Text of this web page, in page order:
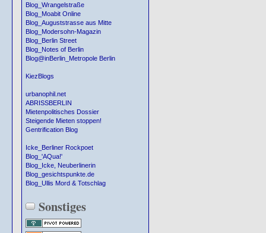
Blog_Wrangelstraße
Blog_Moabit Online
Blog_Auguststrasse aus Mitte
Blog_Modersohn-Magazin
Blog_Berlin Street
Blog_Notes of Berlin
Blog@inBerlin_Metropole Berlin
KiezBlogs
urbanophil.net
ABRISSBERLIN
Mietenpolitisches Dossier
Steigende Mieten stoppen!
Gentrification Blog
Icke_Berliner Rockpoet
Blog_'AQua!'
Blog_Icke, Neuberlinerin
Blog_gesichtspunkte.de
Blog_Ullis Mord & Totschlag
Sonstiges